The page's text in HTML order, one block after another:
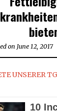
on June 12, 2017
UNSERER